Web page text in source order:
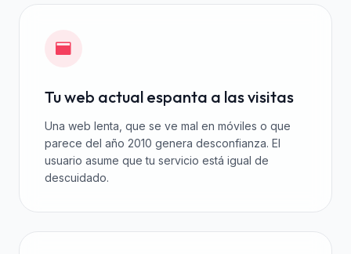
Tu web actual espanta a las visitas
Una web lenta, que se ve mal en móviles o que
parece del año 2010 genera desconfianza. El
usuario asume que tu servicio está igual de
descuidado.